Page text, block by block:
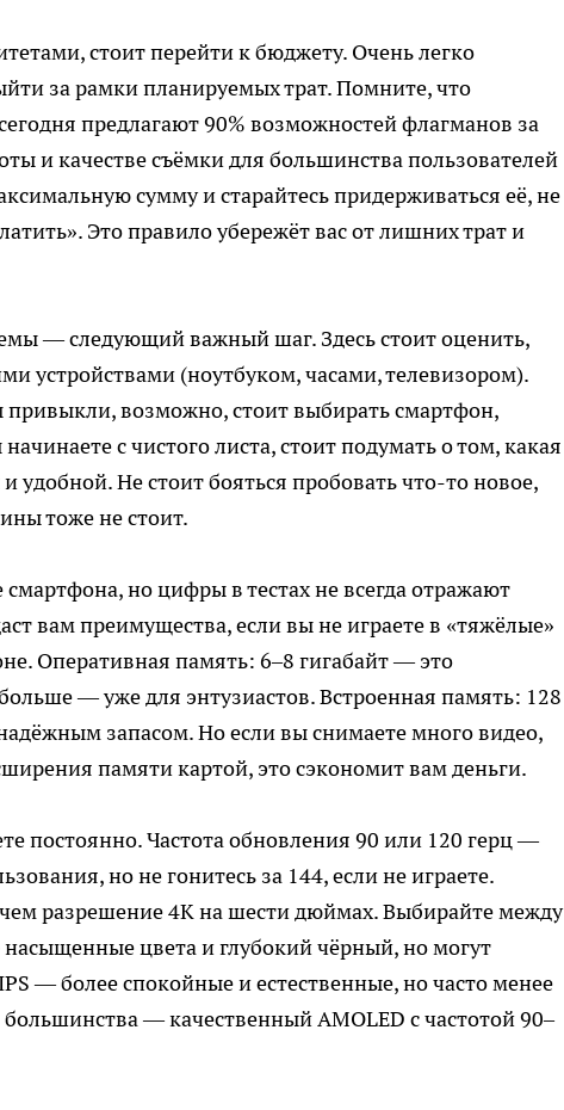
стоит перейти к бюджету. Очень легко
за рамки планируемых трат. Помните, что
предлагают 90% возможностей флагманов за
и качестве съёмки для большинства пользователей
сумму и старайтесь придерживаться её, не
Это правило убережёт вас от лишних трат и
— следующий важный шаг. Здесь стоит оценить,
устройствами (ноутбуком, часами, телевизором).
привыкли, возможно, стоит выбирать смартфон,
с чистого листа, стоит подумать о том, какая
удобной. Не стоит бояться пробовать что-то новое,
тоже не стоит.
но цифры в тестах не всегда отражают
вам преимущества, если вы не играете в «тяжёлые»
Оперативная память: 6–8 гигабайт — это
— уже для энтузиастов. Встроенная память: 128
запасом. Но если вы снимаете много видео,
памяти картой, это сэкономит вам деньги.
постоянно. Частота обновления 90 или 120 герц —
но не гонитесь за 144, если не играете.
разрешение 4K на шести дюймах. Выбирайте между
цвета и глубокий чёрный, но могут
— более спокойные и естественные, но часто менее
— качественный AMOLED с частотой 90–